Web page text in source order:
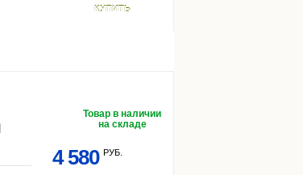
КУПИТЬ
Товар в наличии
на складе
4 580 РУБ.